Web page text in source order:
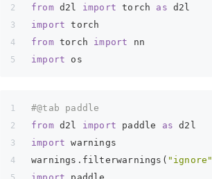
from d2l import torch as d2l
import torch
from torch import nn
import os
#@tab paddle
from d2l import paddle as d2l
import warnings
warnings.filterwarnings( "ignore"